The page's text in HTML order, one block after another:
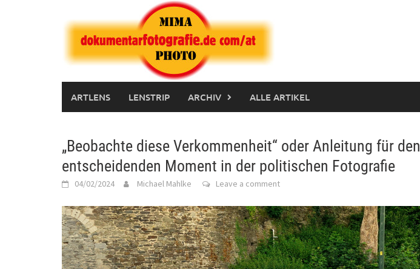
ARTLENS LENSTRIP ARCHIV ALLE ARTIKEL
„Beobachte diese Verkommenheit“ oder Anleitung für den
entscheidenden Moment in der politischen Fotografie
04/02/2024 Michael Mahlke Leave a comment